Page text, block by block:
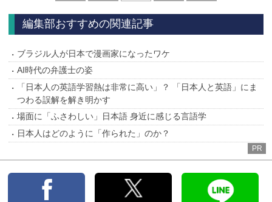
へ
へ
編集部おすすめの関連記事
ブラジル人が日本で漫画家になったワケ
AI時代の弁護士の姿
「日本人の英語学習熱は非常に高い」？ 「日本人と英語」にま
つわる誤解を解き明かす
場面に「ふさわしい」日本語 身近に感じる言語学
日本人はどのように「作られた」のか？
PR